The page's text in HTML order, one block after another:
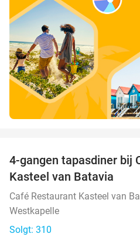
4-gangen tapasdiner bij
Kasteel van Batavia
Café Restaurant Kasteel van
Westkapelle
Solgt: 310